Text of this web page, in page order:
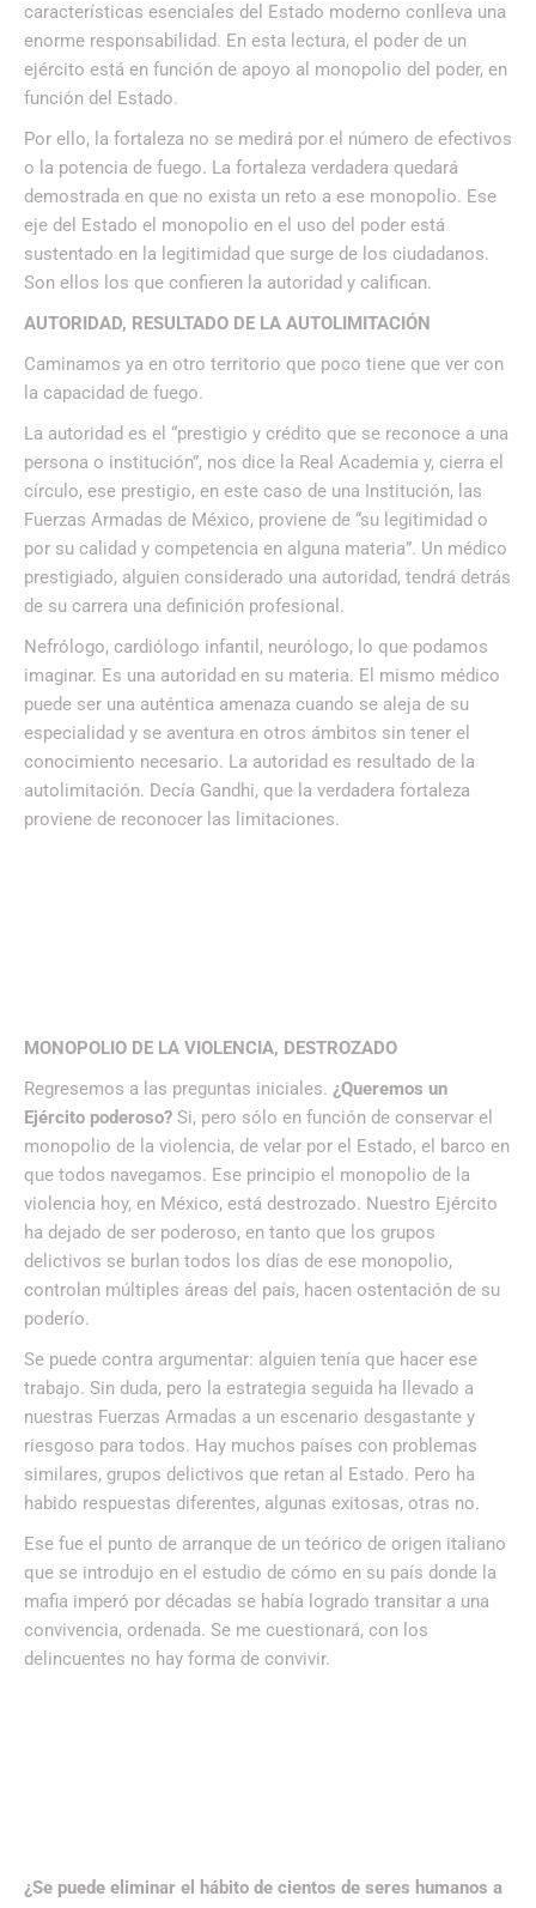
características esenciales del Estado moderno conlleva una
enorme responsabilidad. En esta lectura, el poder de un
ejército está en función de apoyo al monopolio del poder, en
función del Estado.
Por ello, la fortaleza no se medirá por el número de efectivos
o la potencia de fuego. La fortaleza verdadera quedará
demostrada en que no exista un reto a ese monopolio. Ese
eje del Estado el monopolio en el uso del poder está
sustentado en la legitimidad que surge de los ciudadanos.
Son ellos los que confieren la autoridad y califican.
AUTORIDAD, RESULTADO DE LA AUTOLIMITACIÓN
Caminamos ya en otro territorio que poco tiene que ver con
la capacidad de fuego.
La autoridad es el “prestigio y crédito que se reconoce a una
persona o institución”, nos dice la Real Academia y, cierra el
círculo, ese prestigio, en este caso de una Institución, las
Fuerzas Armadas de México, proviene de “su legitimidad o
por su calidad y competencia en alguna materia”. Un médico
prestigiado, alguien considerado una autoridad, tendrá detrás
de su carrera una definición profesional.
Nefrólogo, cardiólogo infantil, neurólogo, lo que podamos
imaginar. Es una autoridad en su materia. El mismo médico
puede ser una auténtica amenaza cuando se aleja de su
especialidad y se aventura en otros ámbitos sin tener el
conocimiento necesario. La autoridad es resultado de la
autolimitación. Decía Gandhi, que la verdadera fortaleza
proviene de reconocer las limitaciones.
MONOPOLIO DE LA VIOLENCIA, DESTROZADO
Regresemos a las preguntas iniciales. ¿Queremos un
Ejército poderoso? Si, pero sólo en función de conservar el
monopolio de la violencia, de velar por el Estado, el barco en
que todos navegamos. Ese principio el monopolio de la
violencia hoy, en México, está destrozado. Nuestro Ejército
ha dejado de ser poderoso, en tanto que los grupos
delictivos se burlan todos los días de ese monopolio,
controlan múltiples áreas del país, hacen ostentación de su
poderío.
Se puede contra argumentar: alguien tenía que hacer ese
trabajo. Sin duda, pero la estrategia seguida ha llevado a
nuestras Fuerzas Armadas a un escenario desgastante y
riesgoso para todos. Hay muchos países con problemas
similares, grupos delictivos que retan al Estado. Pero ha
habido respuestas diferentes, algunas exitosas, otras no.
Ese fue el punto de arranque de un teórico de origen italiano
que se introdujo en el estudio de cómo en su país donde la
mafia imperó por décadas se había logrado transitar a una
convivencia, ordenada. Se me cuestionará, con los
delincuentes no hay forma de convivir.
¿Se puede eliminar el hábito de cientos de seres humanos a